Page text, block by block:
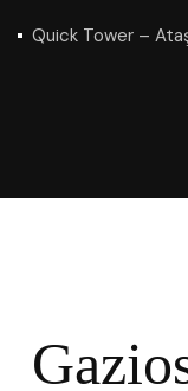
Quick Tower –